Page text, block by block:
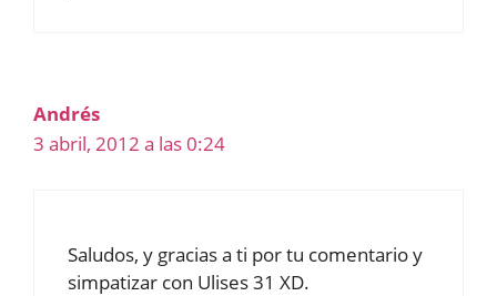
Andrés
3 abril, 2012 a las 0:24
Saludos, y gracias a ti por tu comentario y
simpatizar con Ulises 31 XD.